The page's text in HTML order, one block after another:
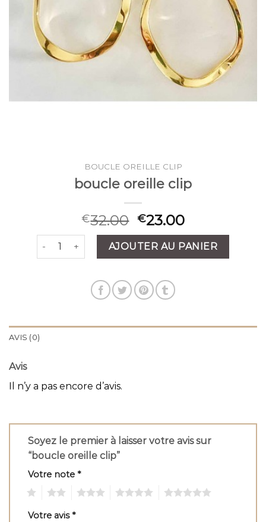
BOUCLE OREILLE CLIP
boucle oreille clip
€32.00 €23.00
quantité de boucle oreille clip
AJOUTER AU PANIER
AVIS (0)
Avis
Il n’y a pas encore d’avis.
Soyez le premier à laisser votre avis sur
“boucle oreille clip”
Votre note *
Votre avis*